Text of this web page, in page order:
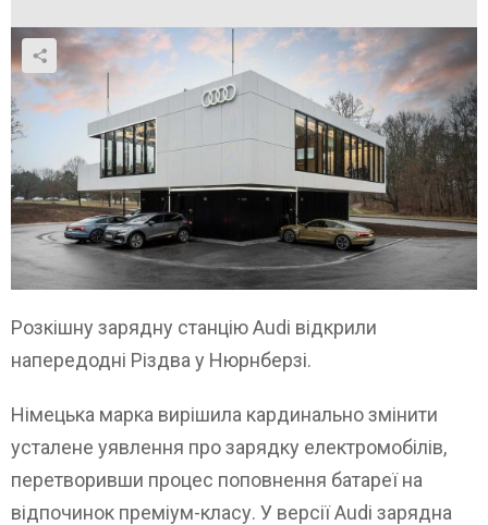
Розкішну зарядну станцію Audi відкрили
напередодні Різдва у Нюрнберзі.
Німецька марка вирішила кардинально змінити
усталене уявлення про зарядку електромобілів,
перетворивши процес поповнення батареї на
відпочинок преміум-класу. У версії Audi зарядна